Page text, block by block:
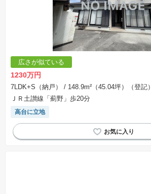
広さが似ている
1230万円
7LDK+S（納戸） / 148.9m²（45.04坪）（登記）
ＪＲ土讃線「薊野」歩20分
高台に立地